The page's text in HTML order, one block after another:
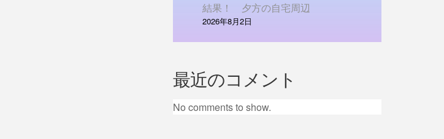
結果！ 夕方の自宅周辺
2026年8月2日
最近のコメント
No comments to show.